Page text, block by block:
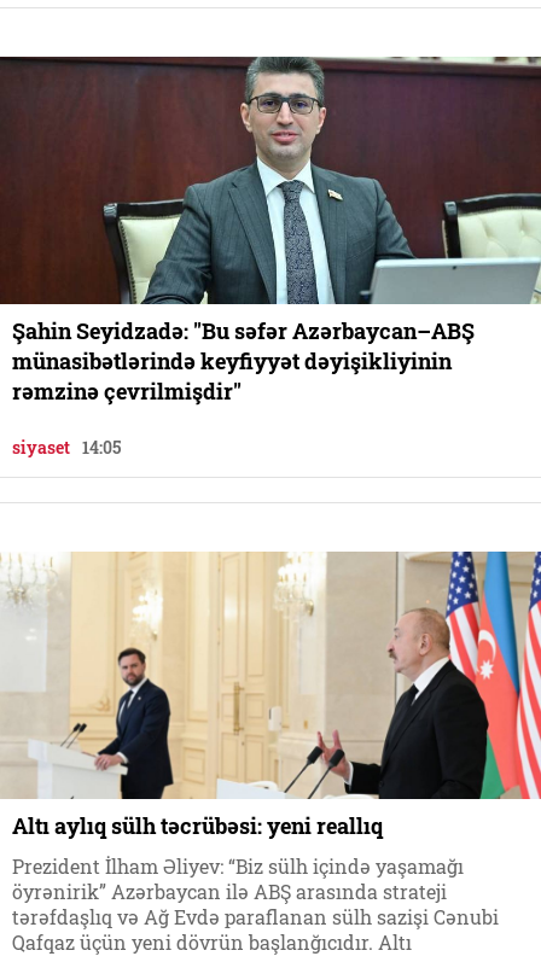
Şahin Seyidzadə: "Bu səfər Azərbaycan–ABŞ
münasibətlərində keyfiyyət dəyişikliyinin
rəmzinə çevrilmişdir"
siyaset 14:05
Altı aylıq sülh təcrübəsi: yeni reallıq
Prezident İlham Əliyev: “Biz sülh içində yaşamağı
öyrənirik” Azərbaycan ilə ABŞ arasında strateji
tərəfdaşlıq və Ağ Evdə paraflanan sülh sazişi Cənubi
Qafqaz üçün yeni dövrün başlanğıcıdır. Altı